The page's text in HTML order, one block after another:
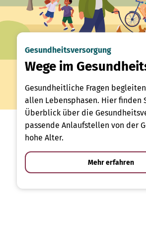
Gesundheitsversorgung
Wege im
Gesundheitliche Fragen
allen Lebensphasen. Hier finden
Überblick über die
passende Anlaufstellen von der
hohe Alter.
Mehr erfahren